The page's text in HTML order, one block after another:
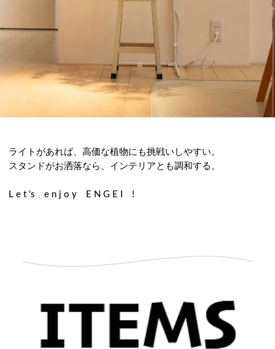
ライトがあれば、高価な植物にも挑戦いしやすい。
スタンドがお洒落なら、インテリアとも調和する。
L e t 's e n j o y E N G E I !